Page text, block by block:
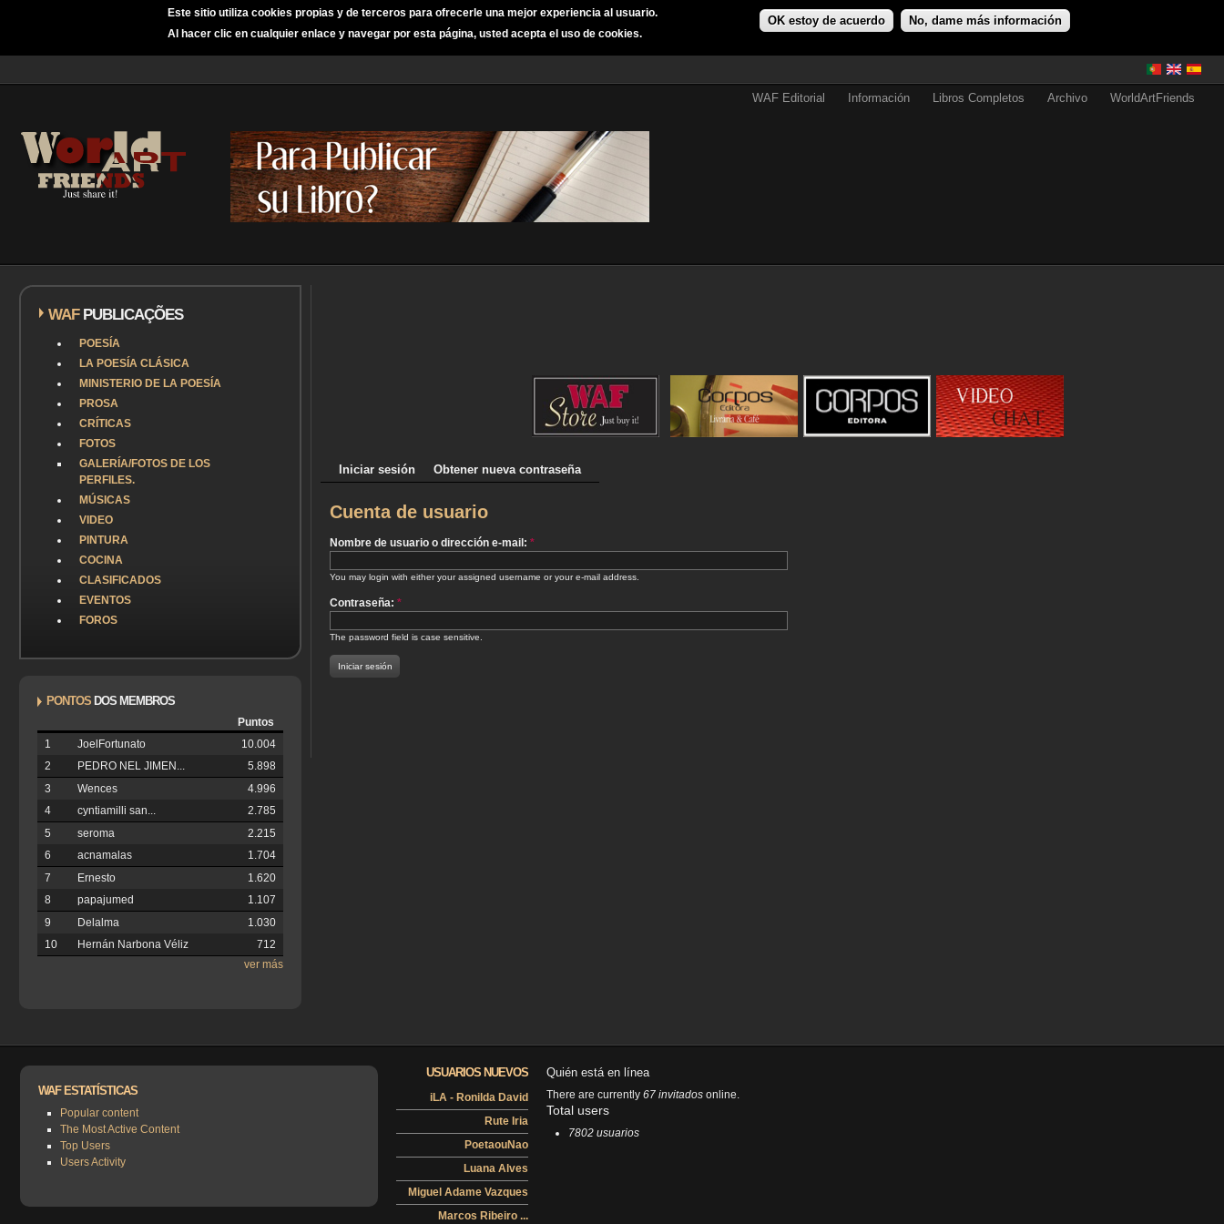
Este sitio utiliza cookies propias y de terceros para ofrecerle una mejor experiencia al usuario.
Al hacer clic en cualquier enlace y navegar por esta página, usted acepta el uso de cookies.
OK estoy de acuerdo No, dame más información
WAF Editorial Información Libros Completos Archivo WorldArtFriends
WAFPUBLICAÇÕES
POESÍA
LA POESÍA CLÁSICA
MINISTERIO DE LA POESÍA
PROSA
CRÍTICAS
FOTOS
GALERÍA/FOTOS DE LOS
PERFILES.
MÚSICAS
VIDEO
PINTURA
COCINA
CLASIFICADOS
EVENTOS
FOROS
PONTOS DOS MEMBROS
Puntos
1
JoelFortunato
10.004
2
PEDRO NEL JIMEN...
5.898
3
Wences
4.996
4
cyntiamilli san...
2.785
5
seroma
2.215
6
acnamalas
1.704
7
Ernesto
1.620
8
papajumed
1.107
9
Delalma
1.030
10
Hernán Narbona Véliz
712
ver más
Iniciar sesión Obtener nueva contraseña
Cuenta de usuario
Nombre de usuario o dirección e-mail: *
You may login with either your assigned username or your e-mail address.
Contraseña: *
The password field is case sensitive.
WAF ESTATÍSTICAS
Popular content
The Most Active Content
Top Users
Users Activity
USUARIOS NUEVOS
iLA - Ronilda David
Rute Iria
PoetaouNao
Luana Alves
Miguel Adame Vazques
Marcos Ribeiro ...
Quién está en línea
There are currently 67 invitadosonline.
Total users
7802 usuarios